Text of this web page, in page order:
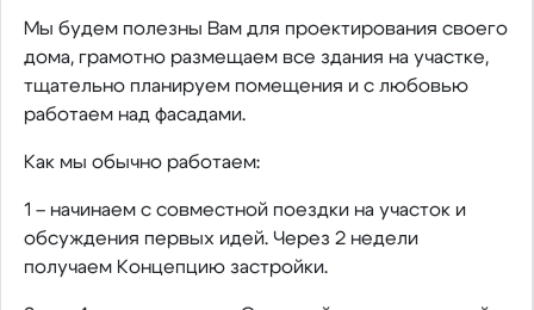
Мы будем полезны Вам для проектирования своего
дома, грамотно размещаем все здания на участке,
тщательно планируем помещения и с любовью
работаем над фасадами.
Как мы обычно работаем:
1 – начинаем с совместной поездки на участок и
обсуждения первых идей. Через 2 недели
получаем Концепцию застройки.